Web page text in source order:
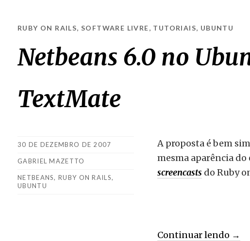
RUBY ON RAILS,SOFTWARE LIVRE, TUTORIAIS, UBUNTU
Netbeans 6.0 no
TextMate
30 DE DEZEMBRO DE 2007
GABRIEL MAZETTO
NETBEANS,RUBY ON RAILS,
UBUNTU
A proposta é bem
mesma aparência
screencasts do Ruby
Continuar lendo →